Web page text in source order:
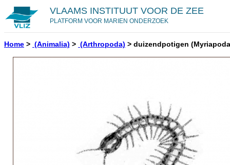
VLAAMS INSTITUUT VOOR DE ZEE
PLATFORM VOOR MARIEN ONDERZOEK
Home > (Animalia) > (Arthropoda) > duizendpotigen